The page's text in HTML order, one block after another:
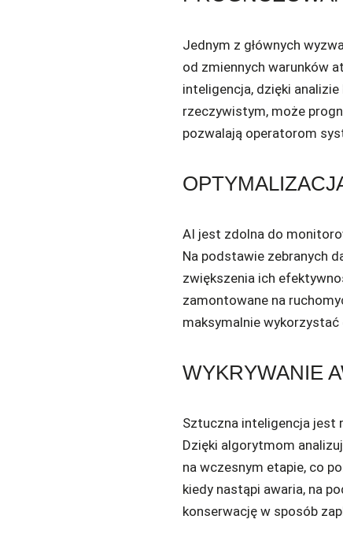
Jednym z głównych
od zmiennych warunków
inteligencja, dzięki
rzeczywistym, może
pozwalają operatorom
AI jest zdolna do
Na podstawie zebranych
zwiększenia ich
zamontowane na
maksymalnie wykorzystać
WYKRYWANIE
Sztuczna inteligencja
Dzięki algorytmom
na wczesnym etapie, co
kiedy nastąpi awaria, na
konserwację w sposób